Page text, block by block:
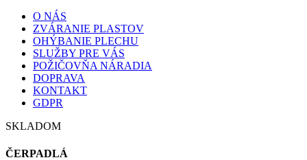
O NÁS
ZVÁRANIE PLASTOV
OHÝBANIE PLECHU
SLUŽBY PRE VÁS
POŽIČOVŇA NÁRADIA
DOPRAVA
KONTAKT
GDPR
SKLADOM
ČERPADLÁ